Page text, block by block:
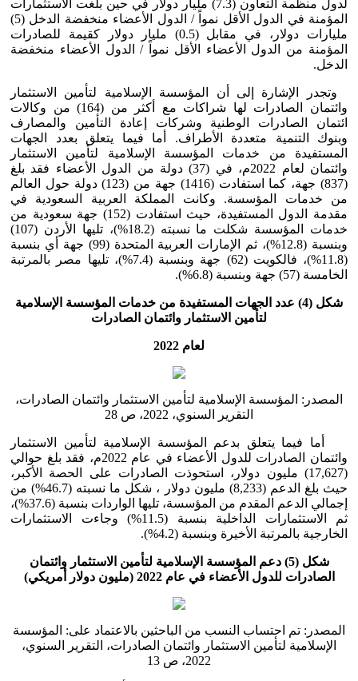
لدول منظمة التعاون (7.3) مليار دولار في حين بلغت الاستثمارات
المؤمنة في الدول الأقل نمواً / الدول الأعضاء منخفضة الدخل (5)
مليارات دولار، في مقابل (0.5) مليار دولار كقيمة للصادرات
المؤمنة من الدول الأعضاء الأقل نمواً / الدول الأعضاء منخفضة
الدخل.
وتجدر الإشارة إلى أن المؤسسة الإسلامية لتأمين الاستثمار
وائتمان الصادرات لها شراكات مع أكثر من (164) من وكالات
ائتمان الصادرات الوطنية وشركات إعادة التأمين والمصارف
وبنوك التنمية متعددة الأطراف. أما فيما يتعلق بعدد الجهات
المستفيدة من خدمات المؤسسة الإسلامية لتأمين الاستثمار
وائتمان لعام 2022م، في (37) دولة من الدول الأعضاء فقد بلغ
(837) جهة، كما استفادت (1416) جهة من (123) دولة حول العالم
من خدمات المؤسسة. وكانت المملكة العربية السعودية في
مقدمة الدول المستفيدة، حيث استفادت (152) جهة سعودية من
خدمات المؤسسة شكلت ما نسبته (18.2%)، تليها الأردن (107)
وبنسبة (12.8%)، ثم الإمارات العربية المتحدة (99) جهة أي بنسبة
(11.8%)، فالكويت (62) جهة وبنسبة (7.4%)، تليها مصر بالمرتبة
الخامسة (57) جهة وبنسبة (6.8%).
شكل (4) عدد الجهات المستفيدة من خدمات المؤسسة الإسلامية
لتأمين الاستثمار وائتمان الصادرات
لعام 2022
المصدر: المؤسسة الإسلامية لتأمين الاستثمار وائتمان الصادرات،
التقرير السنوي، 2022، ص 28
أما فيما يتعلق بدعم المؤسسة الإسلامية لتأمين الاستثمار
وائتمان الصادرات للدول الأعضاء في عام 2022م، فقد بلغ حوالي
(17,627) مليون دولار، استحوذت الصادرات على الحصة الأكبر،
حيث بلغ الدعم (8,233) مليون دولار ، شكل ما نسبته (46.7%) من
إجمالي الدعم المقدم من المؤسسة، تليها الواردات بنسبة (37.6%)،
ثم الاستثمارات الداخلية بنسبة (11.5%) وجاءت الاستثمارات
الخارجية بالمرتبة الأخيرة وبنسبة (4.2%).
شكل (5) دعم المؤسسة الإسلامية لتأمين الاستثمار وائتمان
الصادرات للدول الأعضاء في عام 2022 (مليون دولار أمريكي)
المصدر: تم احتساب النسب من الباحثين بالاعتماد على: المؤسسة
الإسلامية لتأمين الاستثمار وائتمان الصادرات، التقرير السنوي،
2022، ص 13